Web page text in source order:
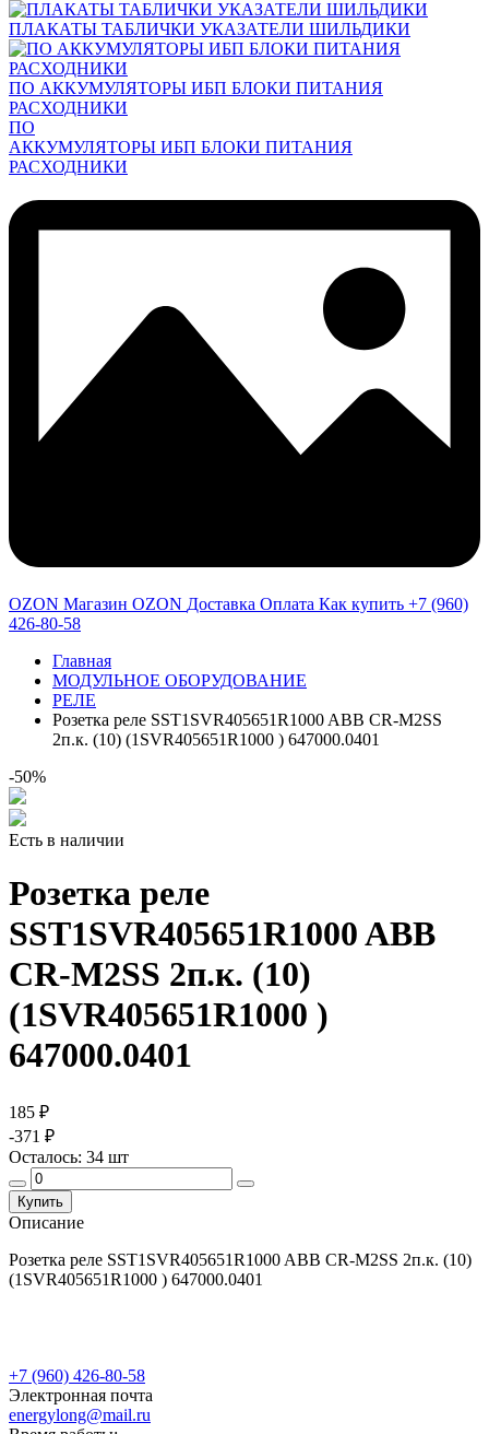
ПЛАКАТЫ ТАБЛИЧКИ УКАЗАТЕЛИ ШИЛЬДИКИ
ПО АККУМУЛЯТОРЫ ИБП БЛОКИ ПИТАНИЯ
РАСХОДНИКИ
ПО
АККУМУЛЯТОРЫ ИБП БЛОКИ ПИТАНИЯ
РАСХОДНИКИ
OZON Магазин OZON Доставка Оплата Как купить +7 (960)
426-80-58
Главная
МОДУЛЬНОЕ ОБОРУДОВАНИЕ
РЕЛЕ
Розетка реле SST1SVR405651R1000 ABB CR-M2SS
2п.к. (10) (1SVR405651R1000 ) 647000.0401
-50%
Есть в наличии
Розетка реле
SST1SVR405651R1000 ABB
CR-M2SS 2п.к. (10)
(1SVR405651R1000 )
647000.0401
185 ₽
-371 ₽
Осталось: 34 шт
Купить
Описание
Розетка реле SST1SVR405651R1000 ABB CR-M2SS 2п.к. (10)
(1SVR405651R1000 ) 647000.0401
+7 (960) 426-80-58
Электронная почта
energylong@mail.ru